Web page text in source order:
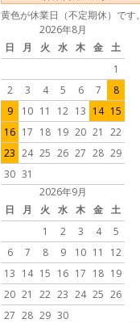
黄色が休業日（不定期休）です。
2026年8月
日
月 火 水 木 金 土
1
2
3 4 5 6 7
8
9
10 11 12 13 14 15
16 17 18 19 20 21
22
23 24 25 26 27 28 29
30 31
2026年9月
日
月 火 水 木 金 土
1
2 3 4
5
6
7 8 9 10 11
12
13 14 15 16 17 18 19
20 21 22 23 24 25 26
27 28 29 30